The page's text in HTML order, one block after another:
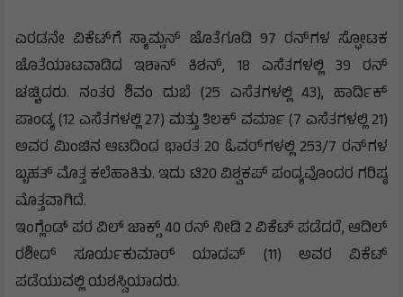
ಎರಡನೇ ವಿಕೆಟ್‌ಗೆ ಸ್ಯಾಮ್ಸನ್ ಜೊತೆಗೂಡಿ 97 ರನ್‌ಗಳ ಸ್ಫೋಟಕ
ಜೊತೆಯಾಟವಾಡಿದ ಇಶಾನ್ ಕಿಶನ್, 18 ಎಸೆತಗಳಲ್ಲಿ 39 ರನ್
ಚಚ್ಚಿದರು. ನಂತರ ಶಿವಂ ದುಬೆ (25 ಎಸೆತಗಳಲ್ಲಿ 43), ಹಾರ್ದಿಕ್
ಪಾಂಡ್ಯ (12 ಎಸೆತಗಳಲ್ಲಿ 27) ಮತ್ತು ತಿಲಕ್ ವರ್ಮಾ (7 ಎಸೆತಗಳಲ್ಲಿ 21)
ಅವರ ಮಿಂಚಿನ ಆಟದಿಂದ ಭಾರತ 20 ಓವರ್‌ಗಳಲ್ಲಿ 253/7 ರನ್‌ಗಳ
ಬೃಹತ್ ಮೊತ್ತ ಕಲೆಹಾಕಿತು. ಇದು ಟಿ20 ವಿಶ್ವಕಪ್ ಪಂದ್ಯವೊಂದರ ಗರಿಷ್ಠ
ಮೊತ್ತವಾಗಿದೆ.
ಇಂಗ್ಲೆಂಡ್ ಪರ ವಿಲ್ ಜಾಕ್ಸ್ 40 ರನ್ ನೀಡಿ 2 ವಿಕೆಟ್ ಪಡೆದರೆ, ಆದಿಲ್
ರಶೀದ್ ಸೂರ್ಯಕುಮಾರ್ ಯಾದವ್ (11) ಅವರ ವಿಕೆಟ್
ಪಡೆಯುವಲ್ಲಿ ಯಶಸ್ವಿಯಾದರು.